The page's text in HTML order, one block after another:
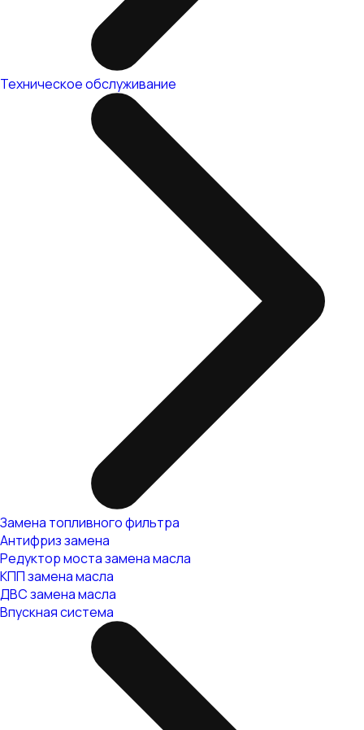
Техническое обслуживание
Замена топливного фильтра
Антифриз замена
Редуктор моста замена масла
КПП замена масла
ДВС замена масла
Впускная система